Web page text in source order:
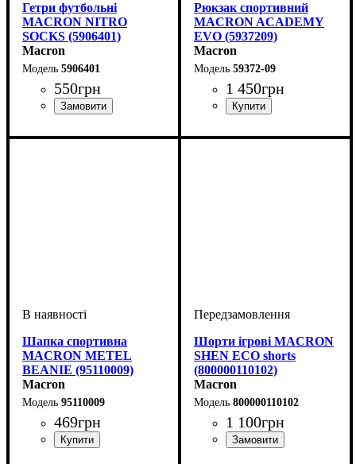
Гетри футбольні
MACRON NITRO
SOCKS (5906401)
Macron
5906401
550грн
Унісекс, Чоловічий
Рюкзак спортивний
MACRON ACADEMY
EVO (5937209)
Macron
59372-09
1 450грн
Шапка спортивна
MACRON METEL
BEANIE (95110009)
Macron
95110009
469грн
Шорти ігрові MACRON
SHEN ECO shorts
(800000110102)
Macron
800000110102
1 100грн